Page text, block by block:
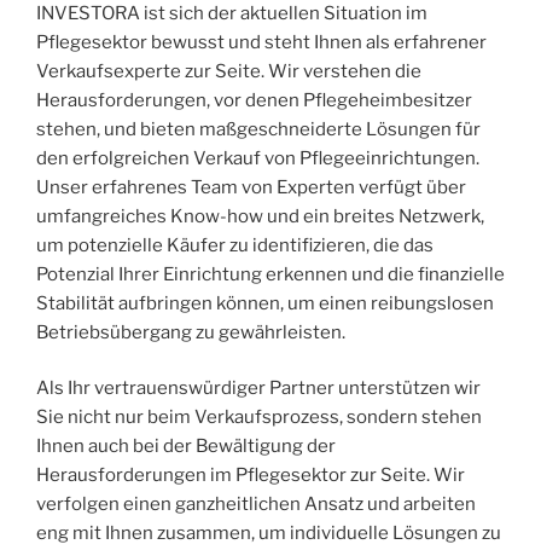
INVESTORA ist sich der aktuellen Situation im
Pflegesektor bewusst und steht Ihnen als erfahrener
Verkaufsexperte zur Seite. Wir verstehen die
Herausforderungen, vor denen Pflegeheimbesitzer
stehen, und bieten maßgeschneiderte Lösungen für
den erfolgreichen Verkauf von Pflegeeinrichtungen.
Unser erfahrenes Team von Experten verfügt über
umfangreiches Know-how und ein breites Netzwerk,
um potenzielle Käufer zu identifizieren, die das
Potenzial Ihrer Einrichtung erkennen und die finanzielle
Stabilität aufbringen können, um einen reibungslosen
Betriebsübergang zu gewährleisten.
Als Ihr vertrauenswürdiger Partner unterstützen wir
Sie nicht nur beim Verkaufsprozess, sondern stehen
Ihnen auch bei der Bewältigung der
Herausforderungen im Pflegesektor zur Seite. Wir
verfolgen einen ganzheitlichen Ansatz und arbeiten
eng mit Ihnen zusammen, um individuelle Lösungen zu